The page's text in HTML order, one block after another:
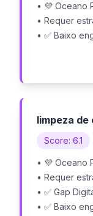
• 💜 Oceano
• Requer
• ✅ Baixo
limpeza de
Score: 6.1
• 💜 Oceano
• Requer
• ✅ Gap
• ✅ Baixo